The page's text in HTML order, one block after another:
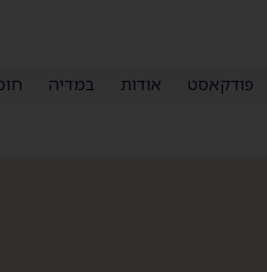
פודקאסט אודות במדיה